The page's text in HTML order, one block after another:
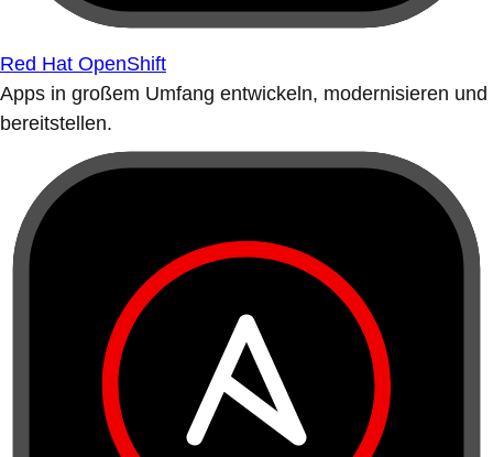
Red Hat OpenShift
Apps in großem Umfang entwickeln, modernisieren und
bereitstellen.